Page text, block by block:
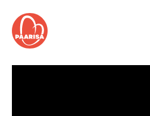
forsiden